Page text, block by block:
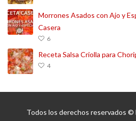
Morrones Asados con Ajo y
Casera
6
Receta Salsa Criolla para
4
Todos los derechos reservados ©